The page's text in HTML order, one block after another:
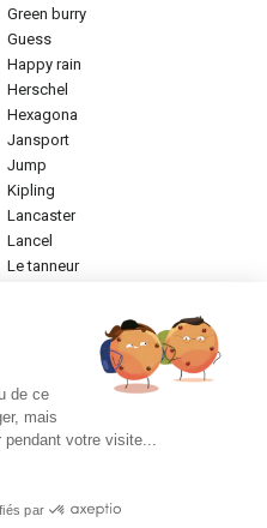
green burry
guess
happy rain
herschel
hexagona
jansport
jump
kipling
lancaster
lancel
le tanneur
paul marius
samsonite
tamaris
valentino
de ce
mais
pendant votre visite...
par